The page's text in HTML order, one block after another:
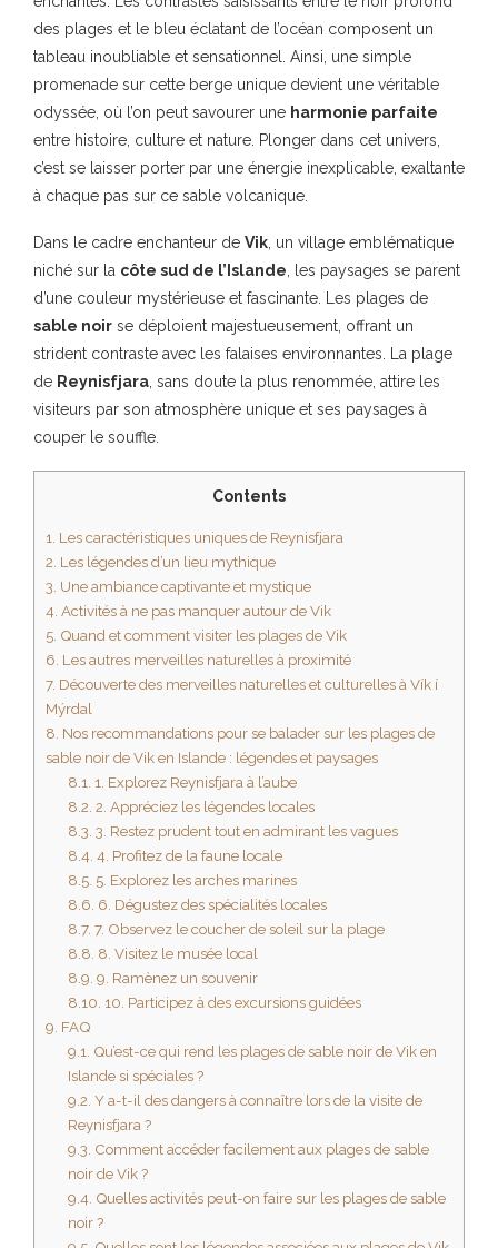
des plages et le bleu éclatant de l’océan composent un
tableau inoubliable et sensationnel. Ainsi, une simple
promenade sur cette berge unique devient une véritable
odyssée, où l’on peut savourer une harmonie parfaite
entre histoire, culture et nature. Plonger dans cet univers,
c’est se laisser porter par une énergie inexplicable, exaltante
à chaque pas sur ce sable volcanique.
Dans le cadre enchanteur de Vik , un village emblématique
niché sur la côte sud de l’Islande , les paysages se parent
d’une couleur mystérieuse et fascinante. Les plages de
sable noir se déploient majestueusement, offrant un
strident contraste avec les falaises environnantes. La plage
de Reynisfjara , sans doute la plus renommée, attire les
visiteurs par son atmosphère unique et ses paysages à
couper le souffle.
Contents
1. Les caractéristiques uniques de Reynisfjara
2. Les légendes d’un lieu mythique
3. Une ambiance captivante et mystique
4. Activités à ne pas manquer autour de Vik
5. Quand et comment visiter les plages de Vik
6. Les autres merveilles naturelles à proximité
7. Découverte des merveilles naturelles et culturelles à Vík í
Mýrdal
8. Nos recommandations pour se balader sur les plages de
sable noir de Vik en Islande : légendes et paysages
8.1. 1. Explorez Reynisfjara à l’aube
8.2. 2. Appréciez les légendes locales
8.3. 3. Restez prudent tout en admirant les vagues
8.4. 4. Profitez de la faune locale
8.5. 5. Explorez les arches marines
8.6. 6. Dégustez des spécialités locales
8.7. 7. Observez le coucher de soleil sur la plage
8.8. 8. Visitez le musée local
8.9. 9. Ramènez un souvenir
8.10. 10. Participez à des excursions guidées
9. FAQ
9.1. Qu’est-ce qui rend les plages de sable noir de Vik en
Islande si spéciales ?
9.2. Y a-t-il des dangers à connaître lors de la visite de
Reynisfjara ?
9.3. Comment accéder facilement aux plages de sable
noir de Vik ?
9.4. Quelles activités peut-on faire sur les plages de sable
noir ?